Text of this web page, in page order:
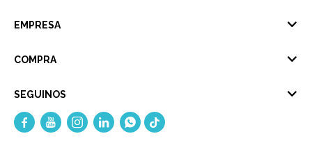
EMPRESA
COMPRA
SEGUINOS
    